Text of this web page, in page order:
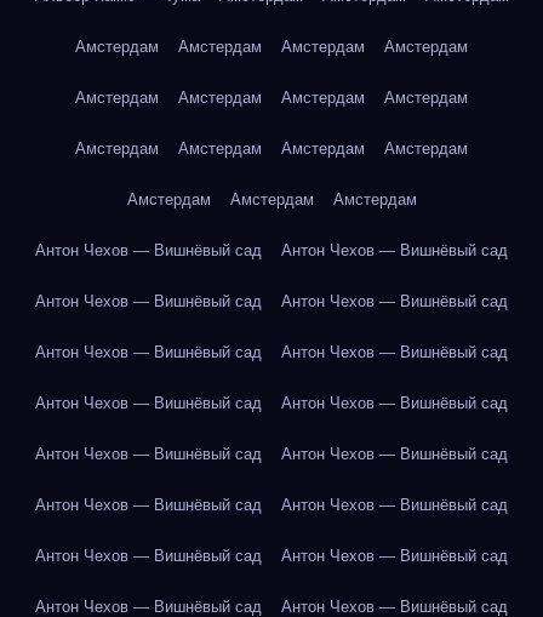
Амстердам Амстердам Амстердам Амстердам
Амстердам Амстердам Амстердам Амстердам
Амстердам Амстердам Амстердам Амстердам
Амстердам Амстердам Амстердам
Антон Чехов — Вишнёвый сад Антон Чехов — Вишнёвый сад
Антон Чехов — Вишнёвый сад Антон Чехов — Вишнёвый сад
Антон Чехов — Вишнёвый сад Антон Чехов — Вишнёвый сад
Антон Чехов — Вишнёвый сад Антон Чехов — Вишнёвый сад
Антон Чехов — Вишнёвый сад Антон Чехов — Вишнёвый сад
Антон Чехов — Вишнёвый сад Антон Чехов — Вишнёвый сад
Антон Чехов — Вишнёвый сад Антон Чехов — Вишнёвый сад
Антон Чехов — Вишнёвый сад Антон Чехов — Вишнёвый сад